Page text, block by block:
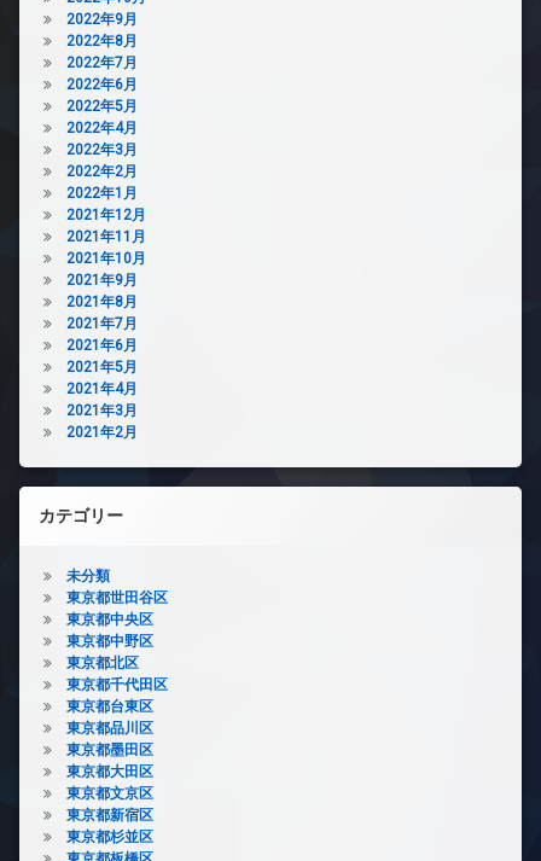
2022年9月
2022年8月
2022年7月
2022年6月
2022年5月
2022年4月
2022年3月
2022年2月
2022年1月
2021年12月
2021年11月
2021年10月
2021年9月
2021年8月
2021年7月
2021年6月
2021年5月
2021年4月
2021年3月
2021年2月
カテゴリー
未分類
東京都世田谷区
東京都中央区
東京都中野区
東京都北区
東京都千代田区
東京都台東区
東京都品川区
東京都墨田区
東京都大田区
東京都文京区
東京都新宿区
東京都杉並区